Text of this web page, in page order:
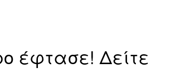
έφτασε! Δείτε